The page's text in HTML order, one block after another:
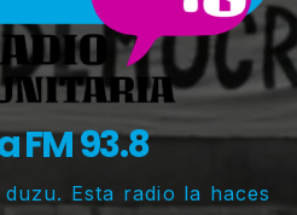
FM 93.8
Esta radio la haces